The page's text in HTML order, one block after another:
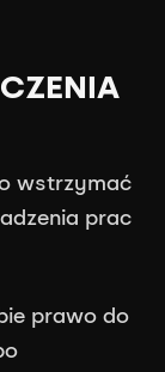
wstrzymać
prac
prawo do